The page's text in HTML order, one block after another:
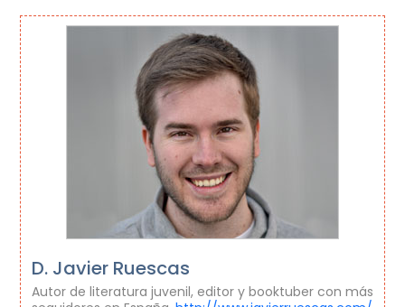
D. Javier Ruescas
Autor de literatura juvenil, editor y booktuber con más